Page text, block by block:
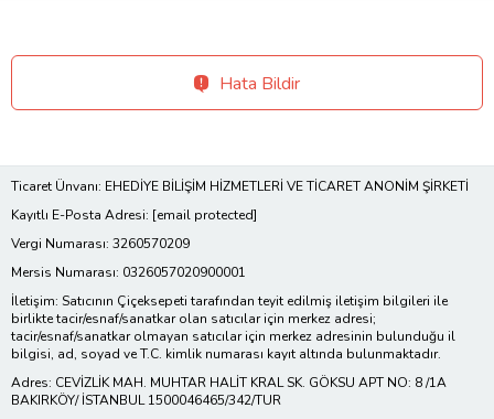
Hata Bildir
Ticaret Ünvanı: EHEDİYE BİLİŞİM HİZMETLERİ VE TİCARET ANONİM ŞİRKETİ
Kayıtlı E-Posta Adresi: [email protected]
Vergi Numarası: 3260570209
Mersis Numarası: 0326057020900001
İletişim: Satıcının Çiçeksepeti tarafından teyit edilmiş iletişim bilgileri ile
birlikte tacir/esnaf/sanatkar olan satıcılar için merkez adresi;
tacir/esnaf/sanatkar olmayan satıcılar için merkez adresinin bulunduğu il
bilgisi, ad, soyad ve T.C. kimlik numarası kayıt altında bulunmaktadır.
Adres: CEVİZLİK MAH. MUHTAR HALİT KRAL SK. GÖKSU APT NO: 8 /1A
BAKIRKÖY/ İSTANBUL 1500046465/342/TUR